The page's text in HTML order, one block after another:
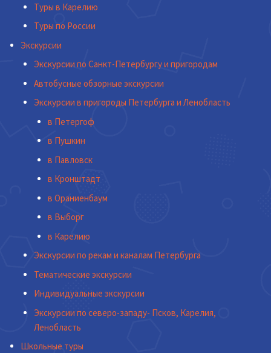
Туры в Карелию
Туры по России
Экскурсии
Экскурсии по Санкт-Петербургу и пригородам
Автобусные обзорные экскурсии
Экскурсии в пригороды Петербурга и Ленобласть
в Петергоф
в Пушкин
в Павловск
в Кронштадт
в Ораниенбаум
в Выборг
в Карелию
Экскурсии по рекам и каналам Петербурга
Тематические экскурсии
Индивидуальные экскурсии
Экскурсии по северо-западу- Псков, Карелия,
Ленобласть
Школьные туры